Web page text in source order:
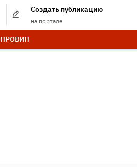
Создать публикацию
на портале
ПРОВИП